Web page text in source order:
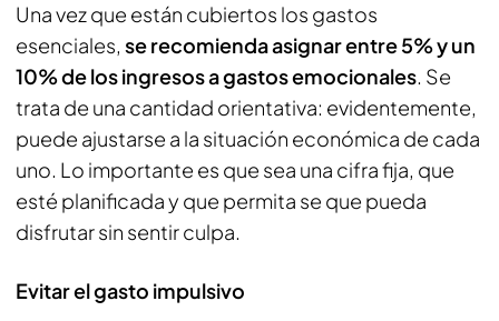
Una vez que están cubiertos los gastos
esenciales, se recomienda asignar entre 5% y un
10% de los ingresos a gastos emocionales. Se
trata de una cantidad orientativa: evidentemente,
puede ajustarse a la situación económica de cada
uno. Lo importante es que sea una cifra fija, que
esté planificada y que permita se que pueda
disfrutar sin sentir culpa.
Evitar el gasto impulsivo